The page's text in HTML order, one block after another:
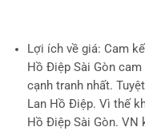
Lợi ích về giá: Cam
Hồ Điệp Sài Gòn
cạnh tranh nhất.
Lan Hồ Điệp. Vì thế
Hồ Điệp Sài Gòn. VN